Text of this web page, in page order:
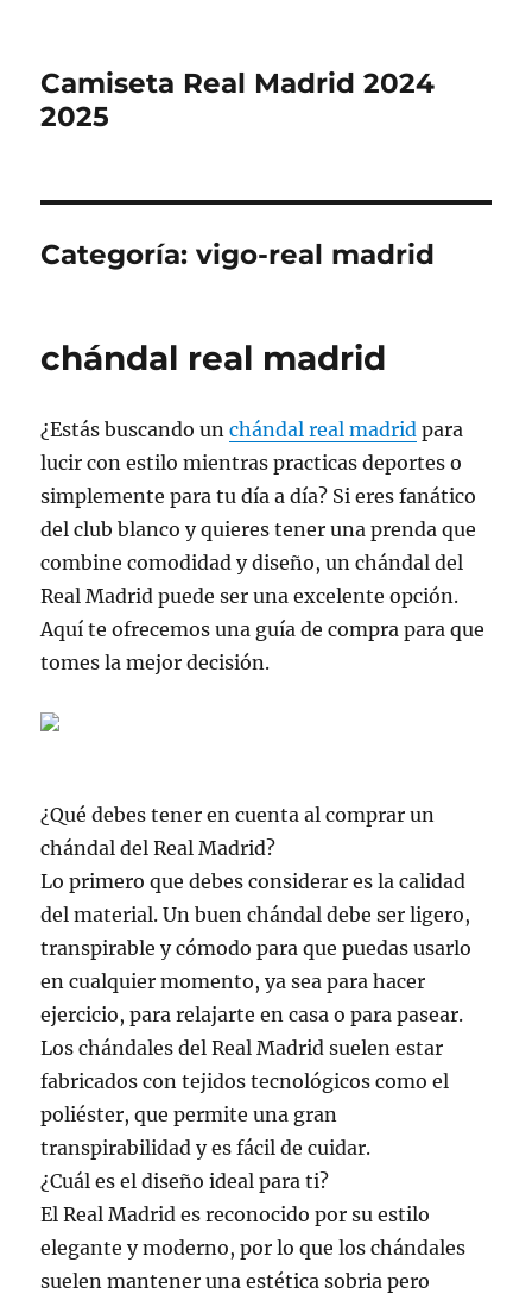
Camiseta Real Madrid 2024
2025
Categoría:vigo-real madrid
chándal real madrid
¿Estás buscando unchándal real madrid para
lucir con estilo mientras practicas deportes o
simplemente para tu día a día? Si eres fanático
del club blanco y quieres tener una prenda que
combine comodidad y diseño, un chándal del
Real Madrid puede ser una excelente opción.
Aquí te ofrecemos una guía de compra para que
tomes la mejor decisión.
¿Qué debes tener en cuenta al comprar un
chándal del Real Madrid?
Lo primero que debes considerar es la calidad
del material. Un buen chándal debe ser ligero,
transpirable y cómodo para que puedas usarlo
en cualquier momento, ya sea para hacer
ejercicio, para relajarte en casa o para pasear.
Los chándales del Real Madrid suelen estar
fabricados con tejidos tecnológicos como el
poliéster, que permite una gran
transpirabilidad y es fácil de cuidar.
¿Cuál es el diseño ideal para ti?
El Real Madrid es reconocido por su estilo
elegante y moderno, por lo que los chándales
suelen mantener una estética sobria pero